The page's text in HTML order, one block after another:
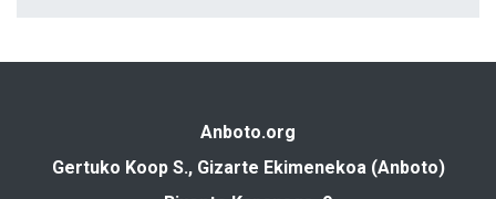
Anboto.org
Gertuko Koop S., Gizarte Ekimenekoa (Anboto)